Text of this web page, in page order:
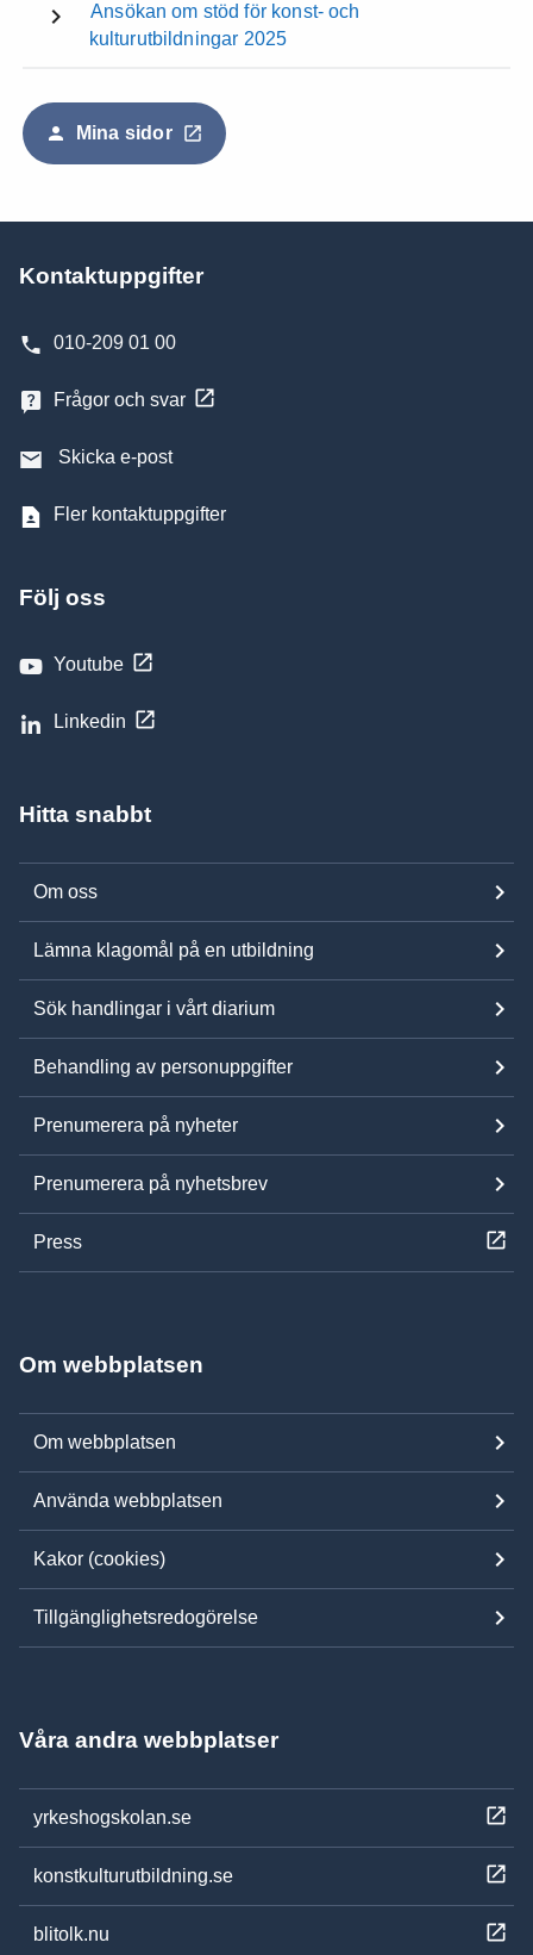
Ansökan om stöd för konst- och
kulturutbildningar 2025
Mina sidor
Kontaktuppgifter
010-209 01 00
Frågor och svar
Skicka e-post
Fler kontaktuppgifter
Följ oss
Youtube
Linkedin
Hitta snabbt
Om oss
Lämna klagomål på en utbildning
Sök handlingar i vårt diarium
Behandling av personuppgifter
Prenumerera på nyheter
Prenumerera på nyhetsbrev
Press
Om webbplatsen
Om webbplatsen
Använda webbplatsen
Kakor (cookies)
Tillgänglighetsredogörelse
Våra andra webbplatser
yrkeshogskolan.se
konstkulturutbildning.se
blitolk.nu